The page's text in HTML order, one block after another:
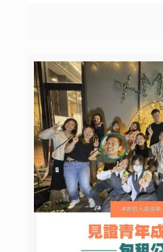
展」，以及「社會民生
的顧問導師，包括張子
高級傳訊經理何詠筠女士
shared his love for the
chat with merchants and
of the globe, from